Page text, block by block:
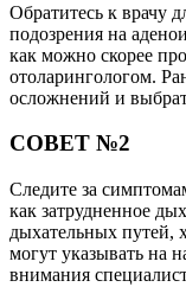
Обратитесь к врачу
подозрения на
как можно скорее
отоларингологом.
осложнений и
СОВЕТ №2
Следите за
как затрудненное
дыхательных путей,
могут указывать на
внимания